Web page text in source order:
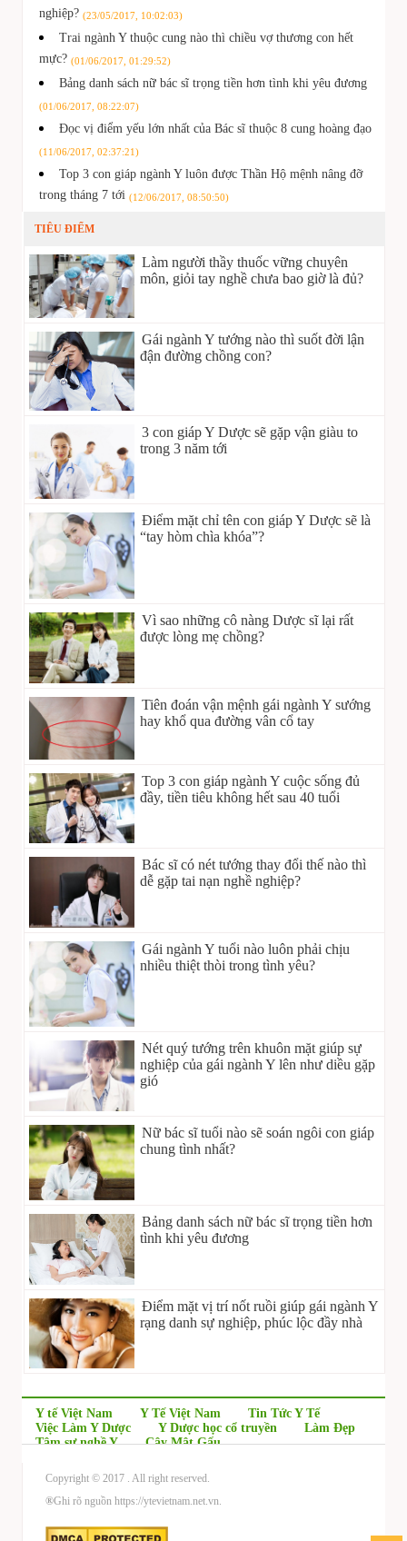
nghiệp? (23/05/2017, 10:02:03)
Trai ngành Y thuộc cung nào thì chiều vợ thương con hết
mực? (01/06/2017, 01:29:52)
Bảng danh sách nữ bác sĩ trọng tiền hơn tình khi yêu đương
(01/06/2017, 08:22:07)
Đọc vị điểm yếu lớn nhất của Bác sĩ thuộc 8 cung hoàng đạo
(11/06/2017, 02:37:21)
Top 3 con giáp ngành Y luôn được Thần Hộ mệnh nâng đỡ
trong tháng 7 tới (12/06/2017, 08:50:50)
TIÊU ĐIỂM
Làm người thầy thuốc vững chuyên
môn, giỏi tay nghề chưa bao giờ là đủ?
Gái ngành Y tướng nào thì suốt đời lận
đận đường chồng con?
3 con giáp Y Dược sẽ gặp vận giàu to
trong 3 năm tới
Điểm mặt chỉ tên con giáp Y Dược sẽ là
“tay hòm chìa khóa”?
Vì sao những cô nàng Dược sĩ lại rất
được lòng mẹ chồng?
Tiên đoán vận mệnh gái ngành Y sướng
hay khổ qua đường vân cổ tay
Top 3 con giáp ngành Y cuộc sống đủ
đầy, tiền tiêu không hết sau 40 tuổi
Bác sĩ có nét tướng thay đổi thế nào thì
dễ gặp tai nạn nghề nghiệp?
Gái ngành Y tuổi nào luôn phải chịu
nhiều thiệt thòi trong tình yêu?
Nét quý tướng trên khuôn mặt giúp sự
nghiệp của gái ngành Y lên như diều gặp
gió
Nữ bác sĩ tuổi nào sẽ soán ngôi con giáp
chung tình nhất?
Bảng danh sách nữ bác sĩ trọng tiền hơn
tình khi yêu đương
Điểm mặt vị trí nốt ruồi giúp gái ngành Y
rạng danh sự nghiệp, phúc lộc đầy nhà
Y tế Việt Nam Y Tế Việt Nam
Tin Tức Y Tế
Việc Làm Y Dược
Y Dược học cổ truyền
Làm Đẹp
Tâm sự nghề Y
Cây Mật Gấu
Copyright © 2017
. All right reserved.
®Ghi rõ nguồn https://ytevietnam.net.vn.